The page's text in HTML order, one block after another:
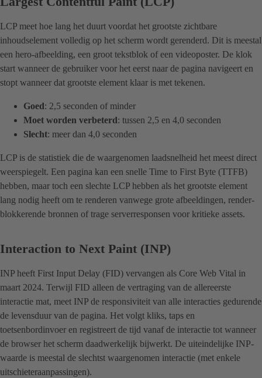
LCP meet hoe lang het duurt voordat het grootste zichtbare
inhoudselement volledig op het scherm wordt gerenderd. Dit is meestal
een hero-afbeelding, een groot tekstblok of een videoposter. De klok
start wanneer de gebruiker voor het eerst naar de pagina navigeert en
stopt wanneer dat grootste element klaar is met tekenen.
Goed: 2,5 seconden of minder
Moet worden verbeterd: tussen 2,5 en 4,0 seconden
Slecht: meer dan 4,0 seconden
LCP is de statistiek die de waargenomen laadsnelheid het meest direct
weerspiegelt. Een pagina kan een snelle Time to First Byte (TTFB)
hebben, maar toch een slechte LCP hebben als het grootste element
lang nodig heeft om te renderen vanwege grote afbeeldingen, render-
blokkerende bronnen of trage serverresponsen voor kritieke assets.
Interaction to Next Paint (INP)
INP heeft First Input Delay (FID) vervangen als Core Web Vital in
maart 2024. Terwijl FID alleen de vertraging van de allereerste
interactie mat, meet INP de responsiviteit van alle interacties gedurende
de levensduur van de pagina. Het volgt kliks, taps en
toetsenbordinvoer en registreert de tijd vanaf de interactie tot wanneer
de browser het scherm daadwerkelijk bijwerkt. De uiteindelijke INP-
waarde is meestal de slechtst waargenomen interactie (met enkele
uitschieteraanpassingen).